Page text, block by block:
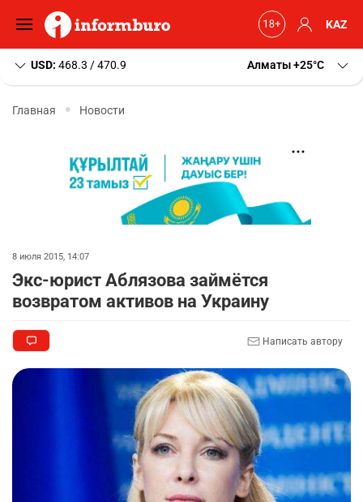
KAZ
USD: 468.3 / 470.9 Алматы+25 C
Главная Новости
8 июля 2015, 14:07
Экс-юрист Аблязова займётся
возвратом активов на Украину
Написать автору